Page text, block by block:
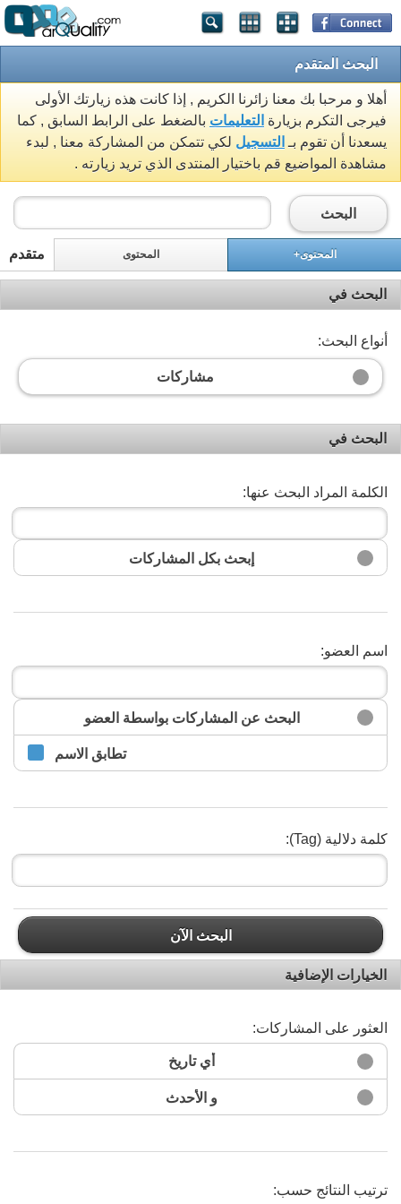
البحث المتقدم
أهلا و مرحبا بك معنا زائرنا الكريم , إذا كانت هذه زيارتك الأولى
فيرجى التكرم بزيارة التعليمات بالضغط على الرابط السابق , كما
يسعدنا أن تقوم بـ التسجيل لكي تتمكن من المشاركة معنا , لبدء
مشاهدة المواضيع قم باختيار المنتدى الذي تريد زيارته .
البحث
متقدم المحتوى المحتوى+
البحث في
أنواع البحث:
مشاركات
البحث في
الكلمة المراد البحث عنها:
إبحث بكل المشاركات
اسم العضو:
البحث عن المشاركات بواسطة العضو
تطابق الاسم
كلمة دلالية (Tag):
البحث الآن
الخيارات الإضافية
العثور على المشاركات:
أي تاريخ
و الأحدث
ترتيب النتائج حسب: